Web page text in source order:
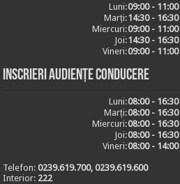
Luni:09:00 - 11:00
Marți:14:30 - 16:30
Miercuri:09:00 - 11:00
Joi:14:30 - 16:30
Vineri:09:00 - 11:00
Inscrieri audiențe conducere
Luni:08:00 - 16:30
Marți:08:00 - 16:30
Miercuri:08:00 - 16:30
Joi:08:00 - 16:30
Vineri:08:00 - 14:00
Telefon:0239.619.700, 0239.619.600
Interior: 222